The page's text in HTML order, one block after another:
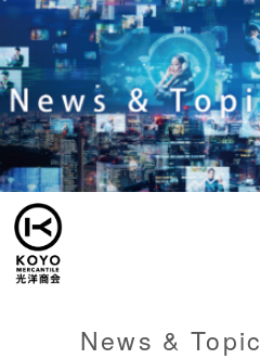
News &